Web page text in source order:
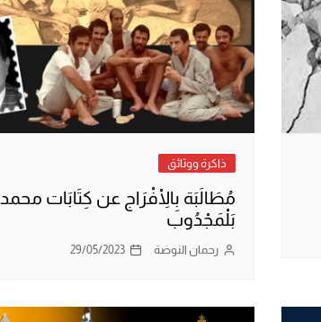
ذاكرة ووثائق
مُطَالَبَة بِالْاِفْرَاج عن كِتَابَات محمد
بَلْمَجْدُوب
رحمان النوضة 29/05/2023